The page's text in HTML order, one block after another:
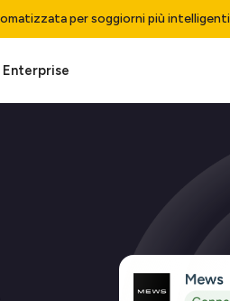
per soggiorni più intelligenti
Enterprise